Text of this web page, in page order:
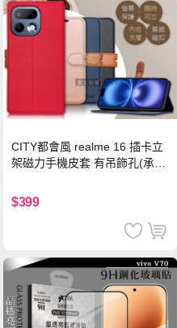
CITY都會風 realme 16 插卡立
架磁力手機皮套 有吊飾孔(承諾
$399